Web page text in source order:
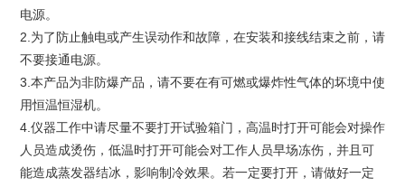
电源。
2.为了防止触电或产生误动作和故障，在安装和接线结束之前，请
不要接通电源。
3.本产品为非防爆产品，请不要在有可燃或爆炸性气体的坏境中使
用恒温恒湿机。
4.仪器工作中请尽量不要打开试验箱门，高温时打开可能会对操作
人员造成烫伤，低温时打开可能会对工作人员早场冻伤，并且可
能造成蒸发器结冰，影响制冷效果。若一定要打开，请做好一定